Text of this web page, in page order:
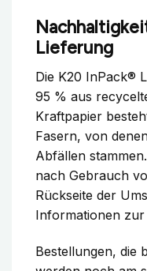
Lieferung
Die K20 InPack®
95 % aus
Kraftpapier
Fasern, von
Abfällen
nach Gebrauch
Rückseite der
Informationen
Bestellungen, die